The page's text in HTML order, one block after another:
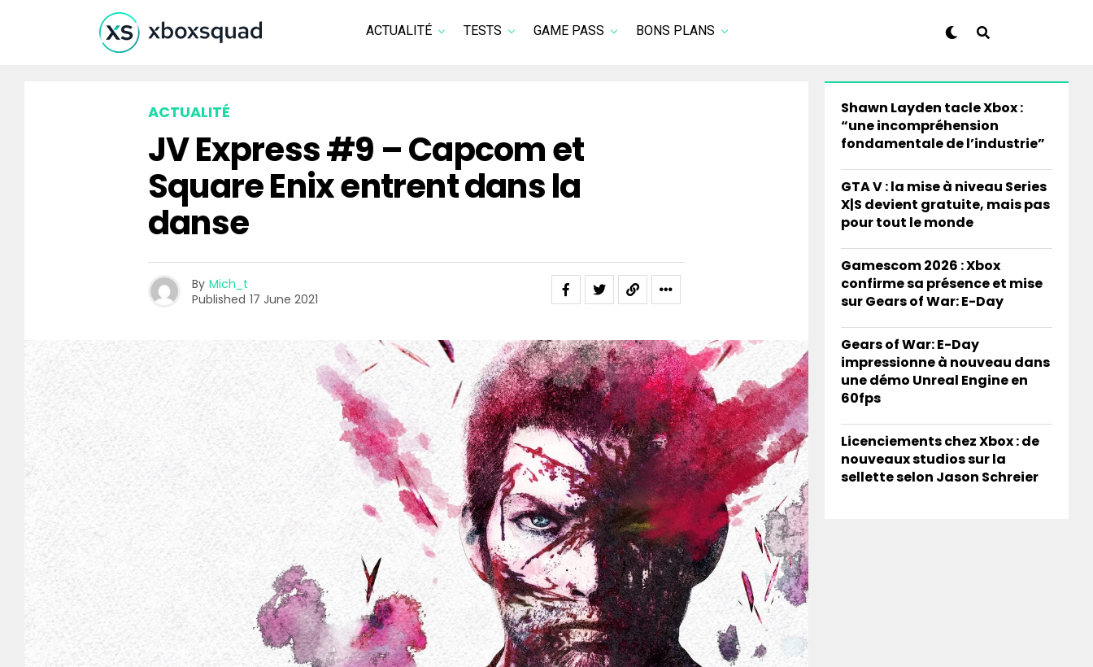
ACTUALITÉ TESTS GAME PASS BONS PLANS
ACTUALITÉ
JV Express #9 – Capcom et
Square Enix entrent dans la
danse
By Mich_t
Published 17 June 2021
Shawn Layden tacle Xbox :
“une incompréhension
fondamentale de l’industrie”
GTA V : la mise à niveau Series
X|S devient gratuite, mais pas
pour tout le monde
Gamescom 2026 : Xbox
confirme sa présence et mise
sur Gears of War: E-Day
Gears of War: E-Day
impressionne à nouveau dans
une démo Unreal Engine en
60fps
Licenciements chez Xbox : de
nouveaux studios sur la
sellette selon Jason Schreier